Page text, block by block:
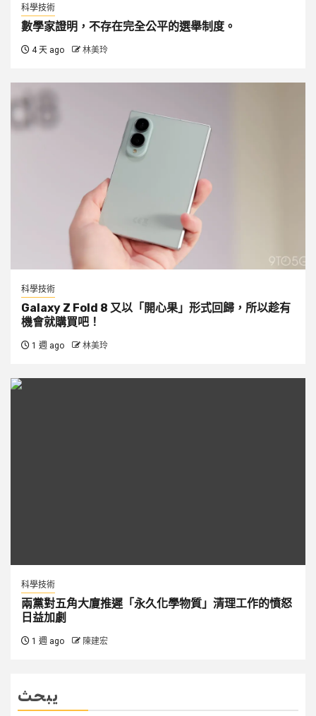
科學技術
數學家證明，不存在完全公平的選舉制度。
4 天 ago 林美玲
科學技術
Galaxy Z Fold 8 又以「開心果」形式回歸，所以趁有
機會就購買吧！
1 週 ago 林美玲
科學技術
兩黨對五角大廈推遲「永久化學物質」清理工作的憤怒
日益加劇
1 週 ago 陳建宏
يبحث